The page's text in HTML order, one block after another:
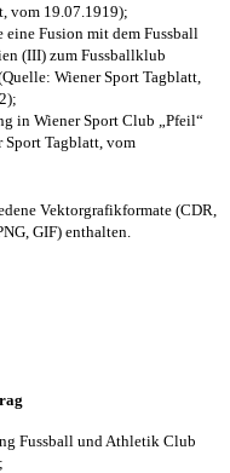
vom 19.07.1919);
Fusion mit dem Fussball
(III) zum Fussballklub
Wiener Sport Tagblatt,
in Wiener Sport Club „Pfeil“
Sport Tagblatt, vom
Vektorgrafikformate (CDR,
GIF) enthalten.
Fussball und Athletik Club